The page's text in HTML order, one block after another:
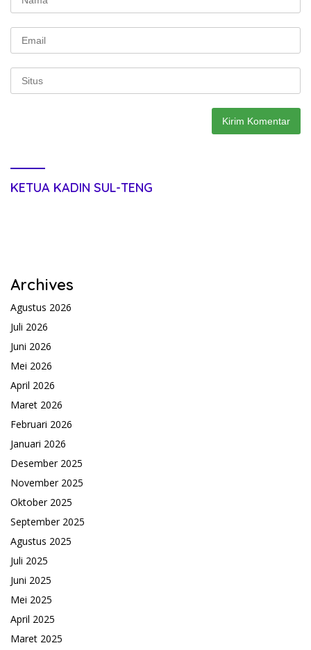
KETUA KADIN SUL-TENG
Archives
Agustus 2026
Juli 2026
Juni 2026
Mei 2026
April 2026
Maret 2026
Februari 2026
Januari 2026
Desember 2025
November 2025
Oktober 2025
September 2025
Agustus 2025
Juli 2025
Juni 2025
Mei 2025
April 2025
Maret 2025